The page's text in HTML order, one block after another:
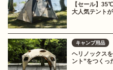
【セール】
大人気テント
キャンプ用品
ヘリノックス
ント”をつくっ